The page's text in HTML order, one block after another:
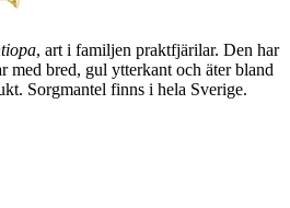
, art i familjen praktfjärilar. Den har
med bred, gul ytterkant och äter bland
Sorgmantel finns i hela Sverige.